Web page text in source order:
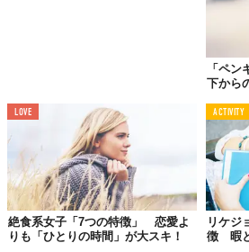
男性の目から見ると、かわいいだけでな
いと感じられるような、はかなげでか
の魅力的な特徴のひとつです。実際のと
が、外見的な特徴から、そのように判断
体格がいい男性からすると、自分との
女たちのか弱さに魅かれ、今にも壊れそ
大切にしてくれる傾向があります。
「ペ
下から
LOVE
絶食系女子「7つの特徴」 恋愛よ
りも「ひとりの時間」が大スキ！
ACTIVITY
リケジ
徴 暇